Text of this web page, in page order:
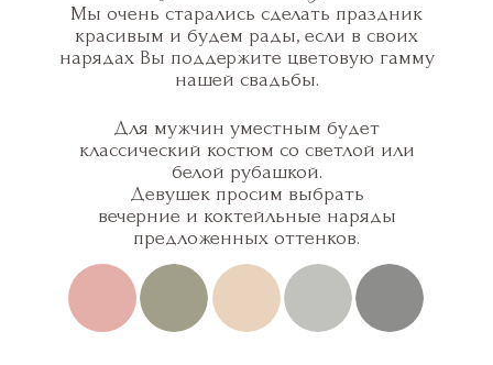
Мы очень старались сделать праздник
красивым и будем рады, если в своих
нарядах Вы поддержите цветовую гамму
нашей свадьбы.
Для мужчин уместным будет
классический костюм со светлой или
белой рубашкой.
Девушек просим выбрать
вечерние и коктейльные наряды
предложенных оттенков.